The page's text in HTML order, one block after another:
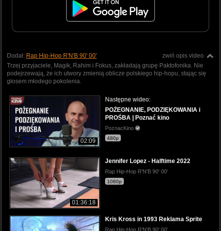
zwiń opis video
Dodał: Rap Hip-Hop R'N'B 90' 00'
Trzej przyjaciele, Magik, Rahim i Fokus, zakładają grupę Paktofonika. Nie
podejrzewają, że ich utwory zmienią oblicze polskiego hip-hopu, stając się
głosem młodego pokolenia.
02:09
Następne wideo:
POŻEGNANIE, PODZIĘKOWANIA i
PROŚBA | Poznać kino
PoznacKino
480p
01:36:18
Jennifer Lopez - Halftime 2022
Rap Hip-Hop R'N'B 90' 00'
1080p
Kris Kross in 1993 Reklama Sprite
Rap Hip-Hop R'N'B 90' 00'